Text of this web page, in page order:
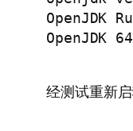
OpenJDK
OpenJDK
经测试重新